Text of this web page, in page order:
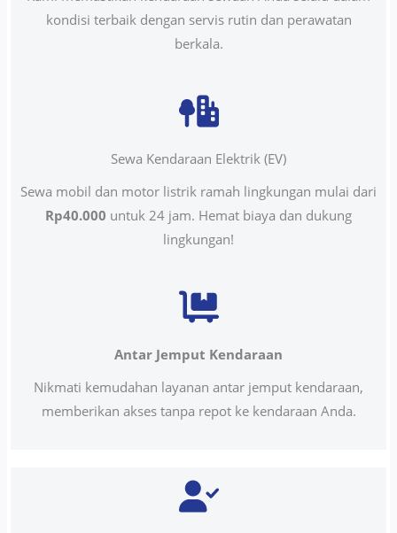
kondisi terbaik dengan servis rutin dan perawatan
berkala.
Sewa Kendaraan Elektrik (EV)
Sewa mobil dan motor listrik ramah lingkungan mulai dari
Rp40.000 untuk 24 jam. Hemat biaya dan dukung
lingkungan!
Antar Jemput Kendaraan
Nikmati kemudahan layanan antar jemput kendaraan,
memberikan akses tanpa repot ke kendaraan Anda.